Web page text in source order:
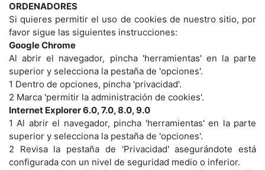
ORDENADORES
Si quieres permitir el uso de cookies de nuestro sitio, por
favor sigue las siguientes instrucciones:
Google Chrome
Al abrir el navegador, pincha 'herramientas' en la parte
superior y selecciona la pestaña de 'opciones'.
1 Dentro de opciones, pincha 'privacidad'.
2 Marca 'permitir la administración de cookies'.
Internet Explorer 6.0, 7.0, 8.0, 9.0
1 Al abrir el navegador, pincha 'herramientas' en la parte
superior y selecciona la pestaña de 'opciones'.
2 Revisa la pestaña de 'Privacidad' asegurándote está
configurada con un nivel de seguridad medio o inferior.